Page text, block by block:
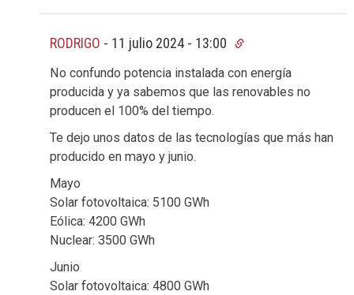
RODRIGO - 11 julio 2024 - 13:00
No confundo potencia instalada con energía
producida y ya sabemos que las renovables no
producen el 100% del tiempo.
Te dejo unos datos de las tecnologías que más han
producido en mayo y junio.
Mayo
Solar fotovoltaica: 5100 GWh
Eólica: 4200 GWh
Nuclear: 3500 GWh
Junio
Solar fotovoltaica: 4800 GWh